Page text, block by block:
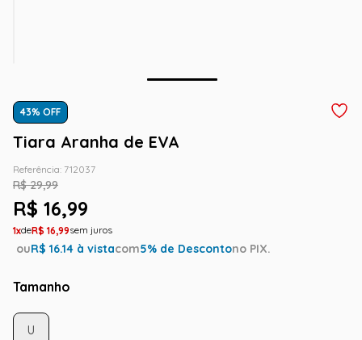
43% OFF
Tiara Aranha de EVA
Referência: 712037
R$ 29,99
R$ 16,99
1 R$ 16,99
ouR$ 16.14 à vistacom5% de Descontono PIX.
Tamanho
U